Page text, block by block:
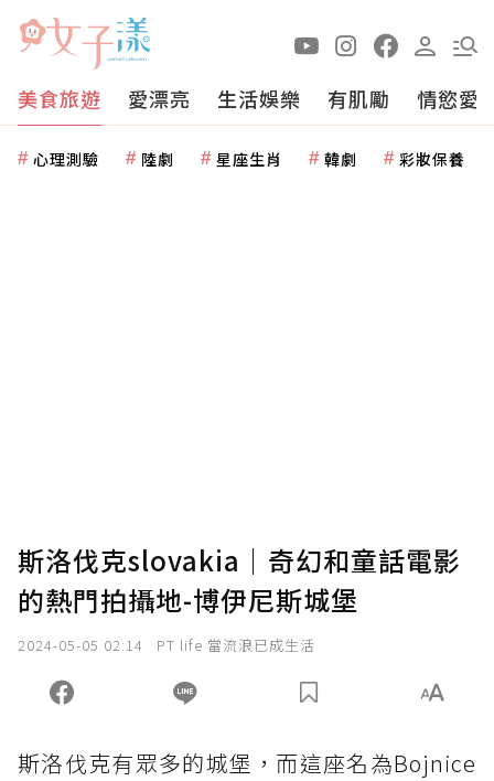
美食旅遊 愛漂亮 生活娛樂 有肌勵 情慾愛
心理測驗 陸劇 星座生肖 韓劇 彩妝保養
斯洛伐克slovakia｜奇幻和童話電影
的熱門拍攝地-博伊尼斯城堡
2024-05-05 02:14 PT life 當流浪已成生活
斯洛伐克有眾多的城堡，而這座名為Bojnice